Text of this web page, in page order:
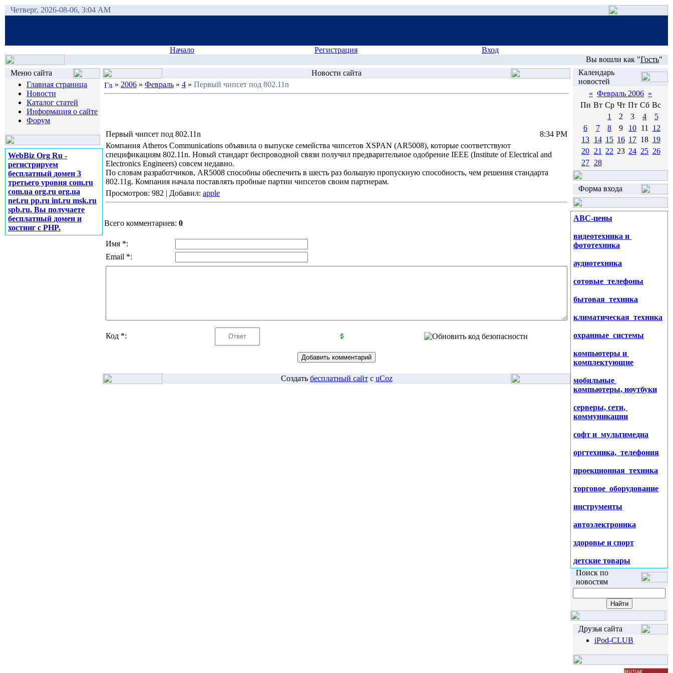
Четверг, 2026-08-06, 3:04 AM
Начало Регистрация
Вход
Вы вошли как "Гость"
Меню сайта
Главная страница
Новости
Каталог статей
Информация о сайте
Форум
WebBiz Org Ru -
регистрируем
бесплатный домен 3
третьего уровня com.ru
com.ua org.ru org.ua
net.ru pp.ru int.ru msk.ru
spb.ru. Вы получаете
бесплатный домен и
хостинг с PHP.
Новости сайта
» 2006 » Февраль » 4 » Первый чипсет под 802.11n
Первый чипсет под 802.11n
8:34 PM
Компания Atheros Communications объявила о выпуске семейства чипсетов XSPAN (AR5008), которые соответствуют
спецификациям 802.11n. Новый стандарт беспроводной связи получил предварительное одобрение IEEE (Institute of Electrical and
Electronics Engineers) совсем недавно.
По словам разработчиков, AR5008 способны обеспечить в шесть раз большую пропускную способность, чем решения стандарта
802.11g. Компания начала поставлять пробные партии чипсетов своим партнерам.
Просмотров: 982 | Добавил: apple
Всего комментариев: 0
Имя *:
Email *:
Код *:
Создать бесплатный сайтс uCoz
Календарь
новостей
« Февраль 2006 »
Пн Вт Ср Чт Пт Сб Вс
1
2 3 4
5
6
7 8 9 10 11
12
13 14 15 16 17 18 19
20 21 22 23 24 25 26
27 28
Форма входа
ABC-цены
видеотехника и
фототехника
аудиотехника
сотовые телефоны
бытовая техника
климатическая техника
охранные системы
компьютеры и
комплектующие
мобильные
компьютеры, ноутбуки
серверы, сети,
коммуникации
софт и мультимедиа
оргтехника, телефония
проекционная техника
торговое оборудование
инструменты
автоэлектроника
здоровье и спорт
детские товары
Поиск по
новостям
Друзья сайта
iPod-CLUB